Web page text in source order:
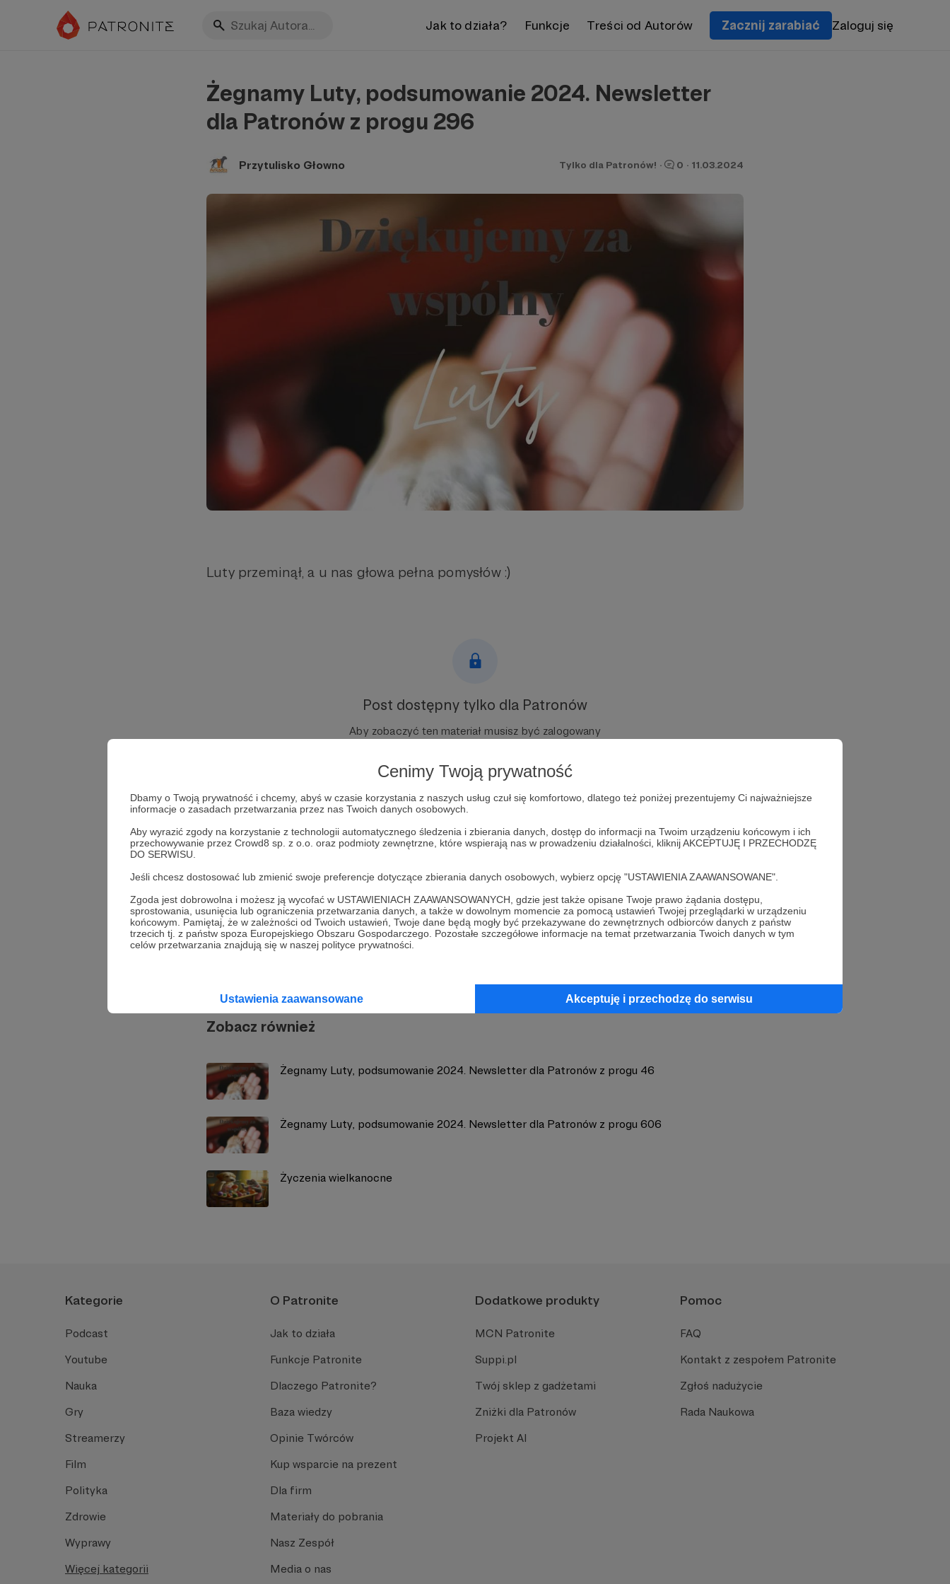
Cenimy Twoją prywatność
Dbamy o Twoją prywatność i chcemy, abyś w czasie korzystania z naszych usług czuł się komfortowo, dlatego też poniżej prezentujemy Ci najważniejsze
informacje o zasadach przetwarzania przez nas Twoich danych osobowych.
Aby wyrazić zgody na korzystanie z technologii automatycznego śledzenia i zbierania danych, dostęp do informacji na Twoim urządzeniu końcowym i ich
przechowywanie przez Crowd8 sp. z o.o. oraz podmioty zewnętrzne, które wspierają nas w prowadzeniu działalności, kliknij AKCEPTUJĘ I PRZECHODZĘ
DO SERWISU.
Jeśli chcesz dostosować lub zmienić swoje preferencje dotyczące zbierania danych osobowych, wybierz opcję "USTAWIENIA ZAAWANSOWANE".
Zgoda jest dobrowolna i możesz ją wycofać w USTAWIENIACH ZAAWANSOWANYCH, gdzie jest także opisane Twoje prawo żądania dostępu,
sprostowania, usunięcia lub ograniczenia przetwarzania danych, a także w dowolnym momencie za pomocą ustawień Twojej przeglądarki w urządzeniu
końcowym. Pamiętaj, że w zależności od Twoich ustawień, Twoje dane będą mogły być przekazywane do zewnętrznych odbiorców danych z państw
trzecich tj. z państw spoza Europejskiego Obszaru Gospodarczego. Pozostałe szczegółowe informacje na temat przetwarzania Twoich danych w tym
celów przetwarzania znajdują się w naszej polityce prywatności.
Ustawienia zaawansowane Akceptuję i przechodzę do serwisu
Jak to działa? Funkcje Treści od Autorów Zacznij zarabiać Zaloguj się
Żegnamy Luty, podsumowanie 2024. Newsletter
dla Patronów z progu 296
Przytulisko Głowno Tylko dla Patronów! · 0 · 11.03.2024
Luty przeminął, a u nas głowa pełna pomysłów :)
Post dostępny tylko dla Patronów
Aby zobaczyć ten materiał musisz być zalogowany
Zostań Patronem
Zaloguj się
schronisko pies strach adopcja przerażenie zaniedbanie bezdomność pomoc
Przytulisko Głowno
Zobacz również
Żegnamy Luty, podsumowanie 2024. Newsletter dla Patronów z progu 46
Żegnamy Luty, podsumowanie 2024. Newsletter dla Patronów z progu 606
Życzenia wielkanocne
Kategorie
Podcast
Youtube
Nauka
Gry
Streamerzy
Film
Polityka
Zdrowie
Wyprawy
Więcej kategorii
O Patronite
Jak to działa
Funkcje Patronite
Dlaczego Patronite?
Baza wiedzy
Opinie Twórców
Kup wsparcie na prezent
Dla firm
Materiały do pobrania
Nasz Zespół
Media o nas
Dodatkowe produkty
MCN Patronite
Suppi.pl
Twój sklep z gadżetami
Zniżki dla Patronów
Projekt AI
Pomoc
FAQ
Kontakt z zespołem Patronite
Zgłoś nadużycie
Rada Naukowa